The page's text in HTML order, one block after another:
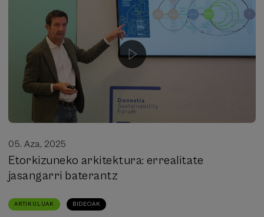
05. Aza, 2025
Etorkizuneko arkitektura: errealitate
jasangarri baterantz
ARTIKULUAK BIDEOAK